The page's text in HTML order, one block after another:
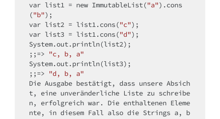
var list1 = new ImmutableList("a").cons
("b"
var list2 = list1.cons("c"
var list3 = list1.cons("d");
System.out.println(list2);
;;=> "c, b, a"
System.out.println(list3);
;;=> "d, b, a"
Die Ausgabe bestätigt, dass unsere Absich
t, eine unveränderliche Liste zu schreibe
n, erfolgreich war. Die enthaltenen Eleme
nte, in diesem Fall also die Strings a, b